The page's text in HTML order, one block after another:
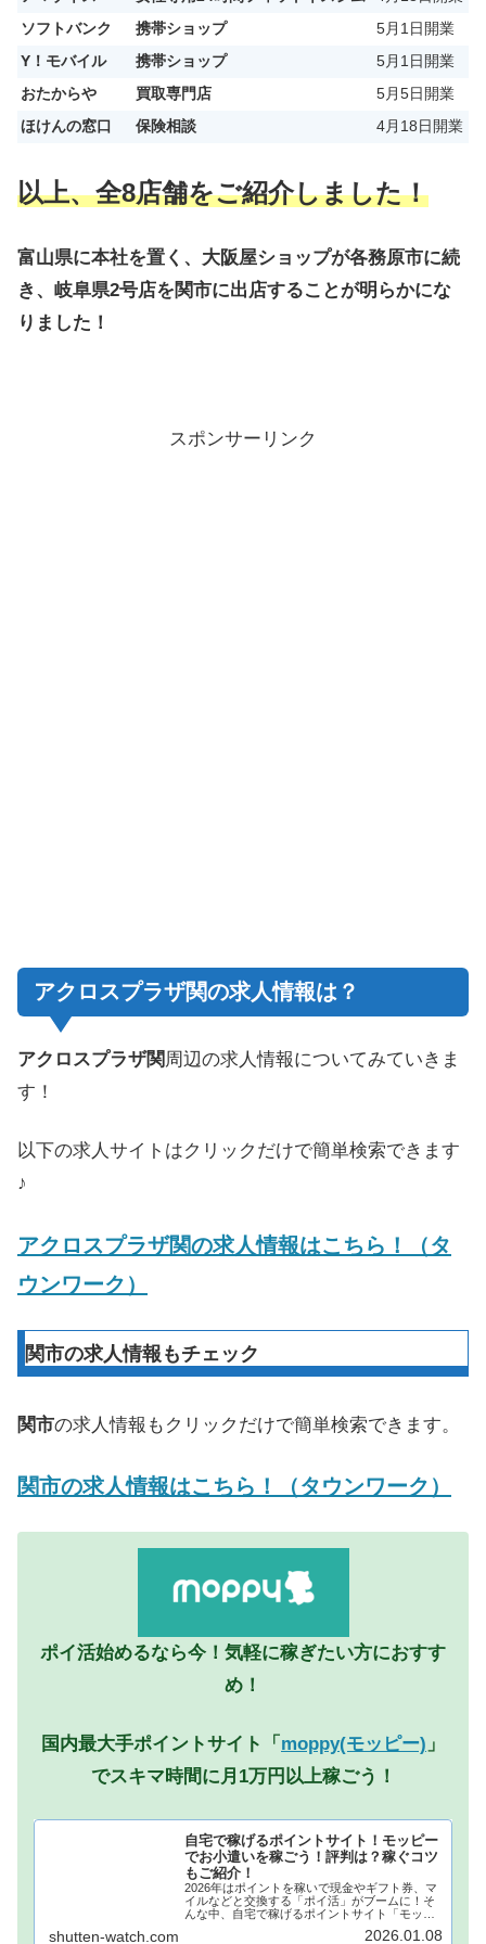
ソフトバンク
携帯ショップ
5月1日開業
Y！モバイル
携帯ショップ
5月1日開業
おたからや
買取専門店
5月5日開業
ほけんの窓口
保険相談 4月18日開業
以上、全8店舗をご紹介しました！
富山県に本社を置く、大阪屋ショップが各務原市に続
き、岐阜県2号店を関市に出店することが明らかにな
りました！
スポンサーリンク
アクロスプラザ関の求人情報は？
アクロスプラザ関 周辺の求人情報についてみていきま
す！
以下の求人サイトはクリックだけで簡単検索できます
♪
アクロスプラザ関の求人情報はこちら！（タ
ウンワーク）
関市の求人情報もチェック
関市の求人情報もクリックだけで簡単検索できます。
関市の求人情報はこちら！（タウンワーク）
ポイ活始めるなら今！気軽に稼ぎたい方におすす
め！
国内最大手ポイントサイト「 moppy(モッピー) 」
でスキマ時間に月1万円以上稼ごう！
自宅で稼げるポイントサイト！モッピー
でお小遣いを稼ごう！評判は？稼ぐコツ
もご紹介！
2026年はポイントを稼いで現金やギフト券、マ
イルなどと交換する「ポイ活」がブームに！そ
んな中、自宅で稼げるポイントサイト「モッピ
自宅でポイントを稼げば、あなたも月1万円稼ぐ
shutten-watch.com 2026.01.08